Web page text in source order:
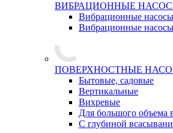
ВИБРАЦИОННЫЕ
Вибрационные
Вибрационные
ПОВЕРХНОСТНЫЕ
Бытовые, садовые
Вертикальные
Вихревые
Для большого объема
С глубиной